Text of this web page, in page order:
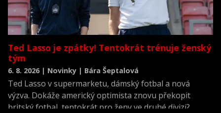
Ted Lasso je zpátky! Tentokrát trénuje ženský
tým
6. 8. 2026 | Novinky | Bára Šeptalová
Ted Lasso v supermarketu, dámský fotbal a nová
výzva. Dokáže americký optimista znovu překopit
britský fotbal, tentokrát pro ženy ve druhé divizi?